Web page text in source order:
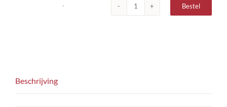
Sobrasada
Bestel
Beschrijving